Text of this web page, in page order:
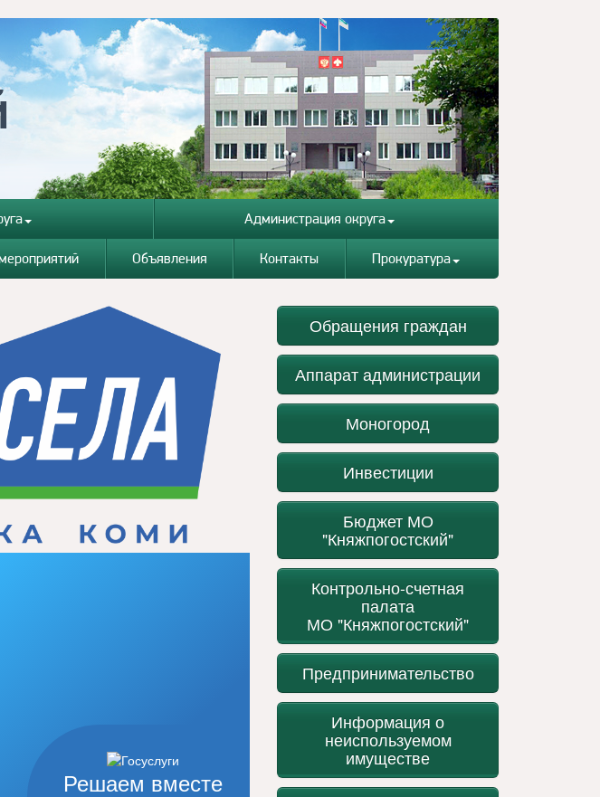
Администрация округа
Объявления Контакты Прокуратура
Решаем вместе
Обращения граждан
Аппарат администрации
Моногород
Инвестиции
Бюджет МО
"Княжпогостский"
Контрольно-счетная
палата
МО "Княжпогостский"
Предпринимательство
Информация о
неиспользуемом
имуществе